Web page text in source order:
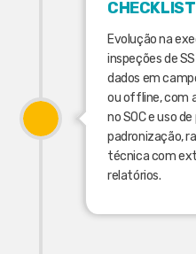
Evolução na
inspeções de
dados em
ou offline, com
no SOC e uso
padronização,
técnica com
relatórios.